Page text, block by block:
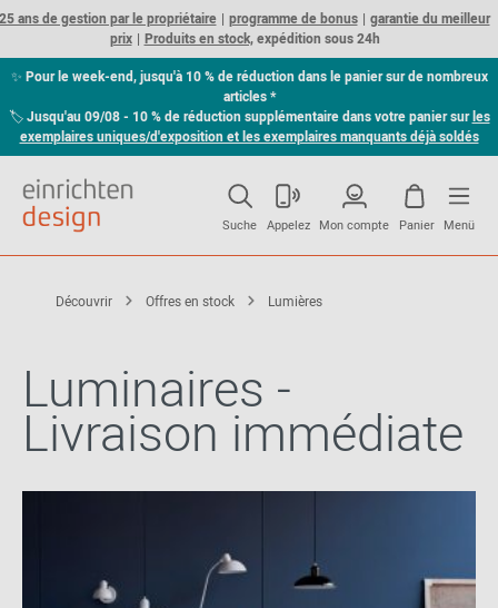
ans de gestion par le propriétaire programme de bonus
garantie du meilleur
prix
Produits en stock,expédition sous 24h
✨ Pour le week-end, jusqu'à 10 % de réduction dans le panier sur de nombreux
articles *
🏷Jusqu'au 09/08 - 10 % de réduction supplémentaire dans votre panier surles
exemplaires uniques/d'exposition et les exemplaires manquants déjà soldés
Suche Appelez Mon compte Panier Menü
Découvrir Offres en stock Lumières
Luminaires -
Livraison immédiate